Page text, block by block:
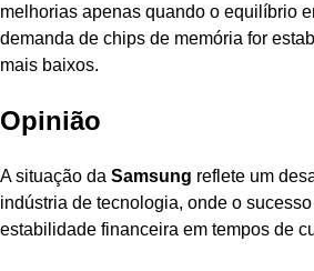
melhorias apenas quando o equilíbrio
demanda de chips de memória for
mais baixos.
Opinião
A situação da Samsung reflete um
indústria de tecnologia, onde o
estabilidade financeira em tempos de